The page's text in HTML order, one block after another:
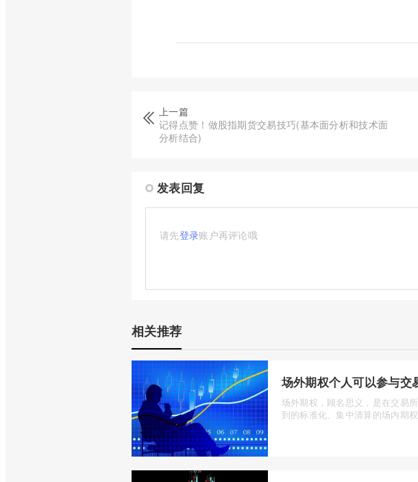
上一篇
记得点赞！做股指期货交易技巧(基本面分析和技术面
分析结合)
发表回复
请先登录账户再评论哦
相关推荐
场外期权个人可以参与交
场外期权，顾名思义，是在交易
到的标准化、集中清算的场内期权